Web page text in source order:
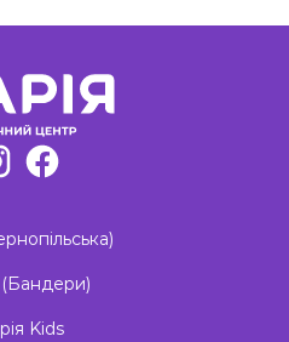
(Бандери)
Kids